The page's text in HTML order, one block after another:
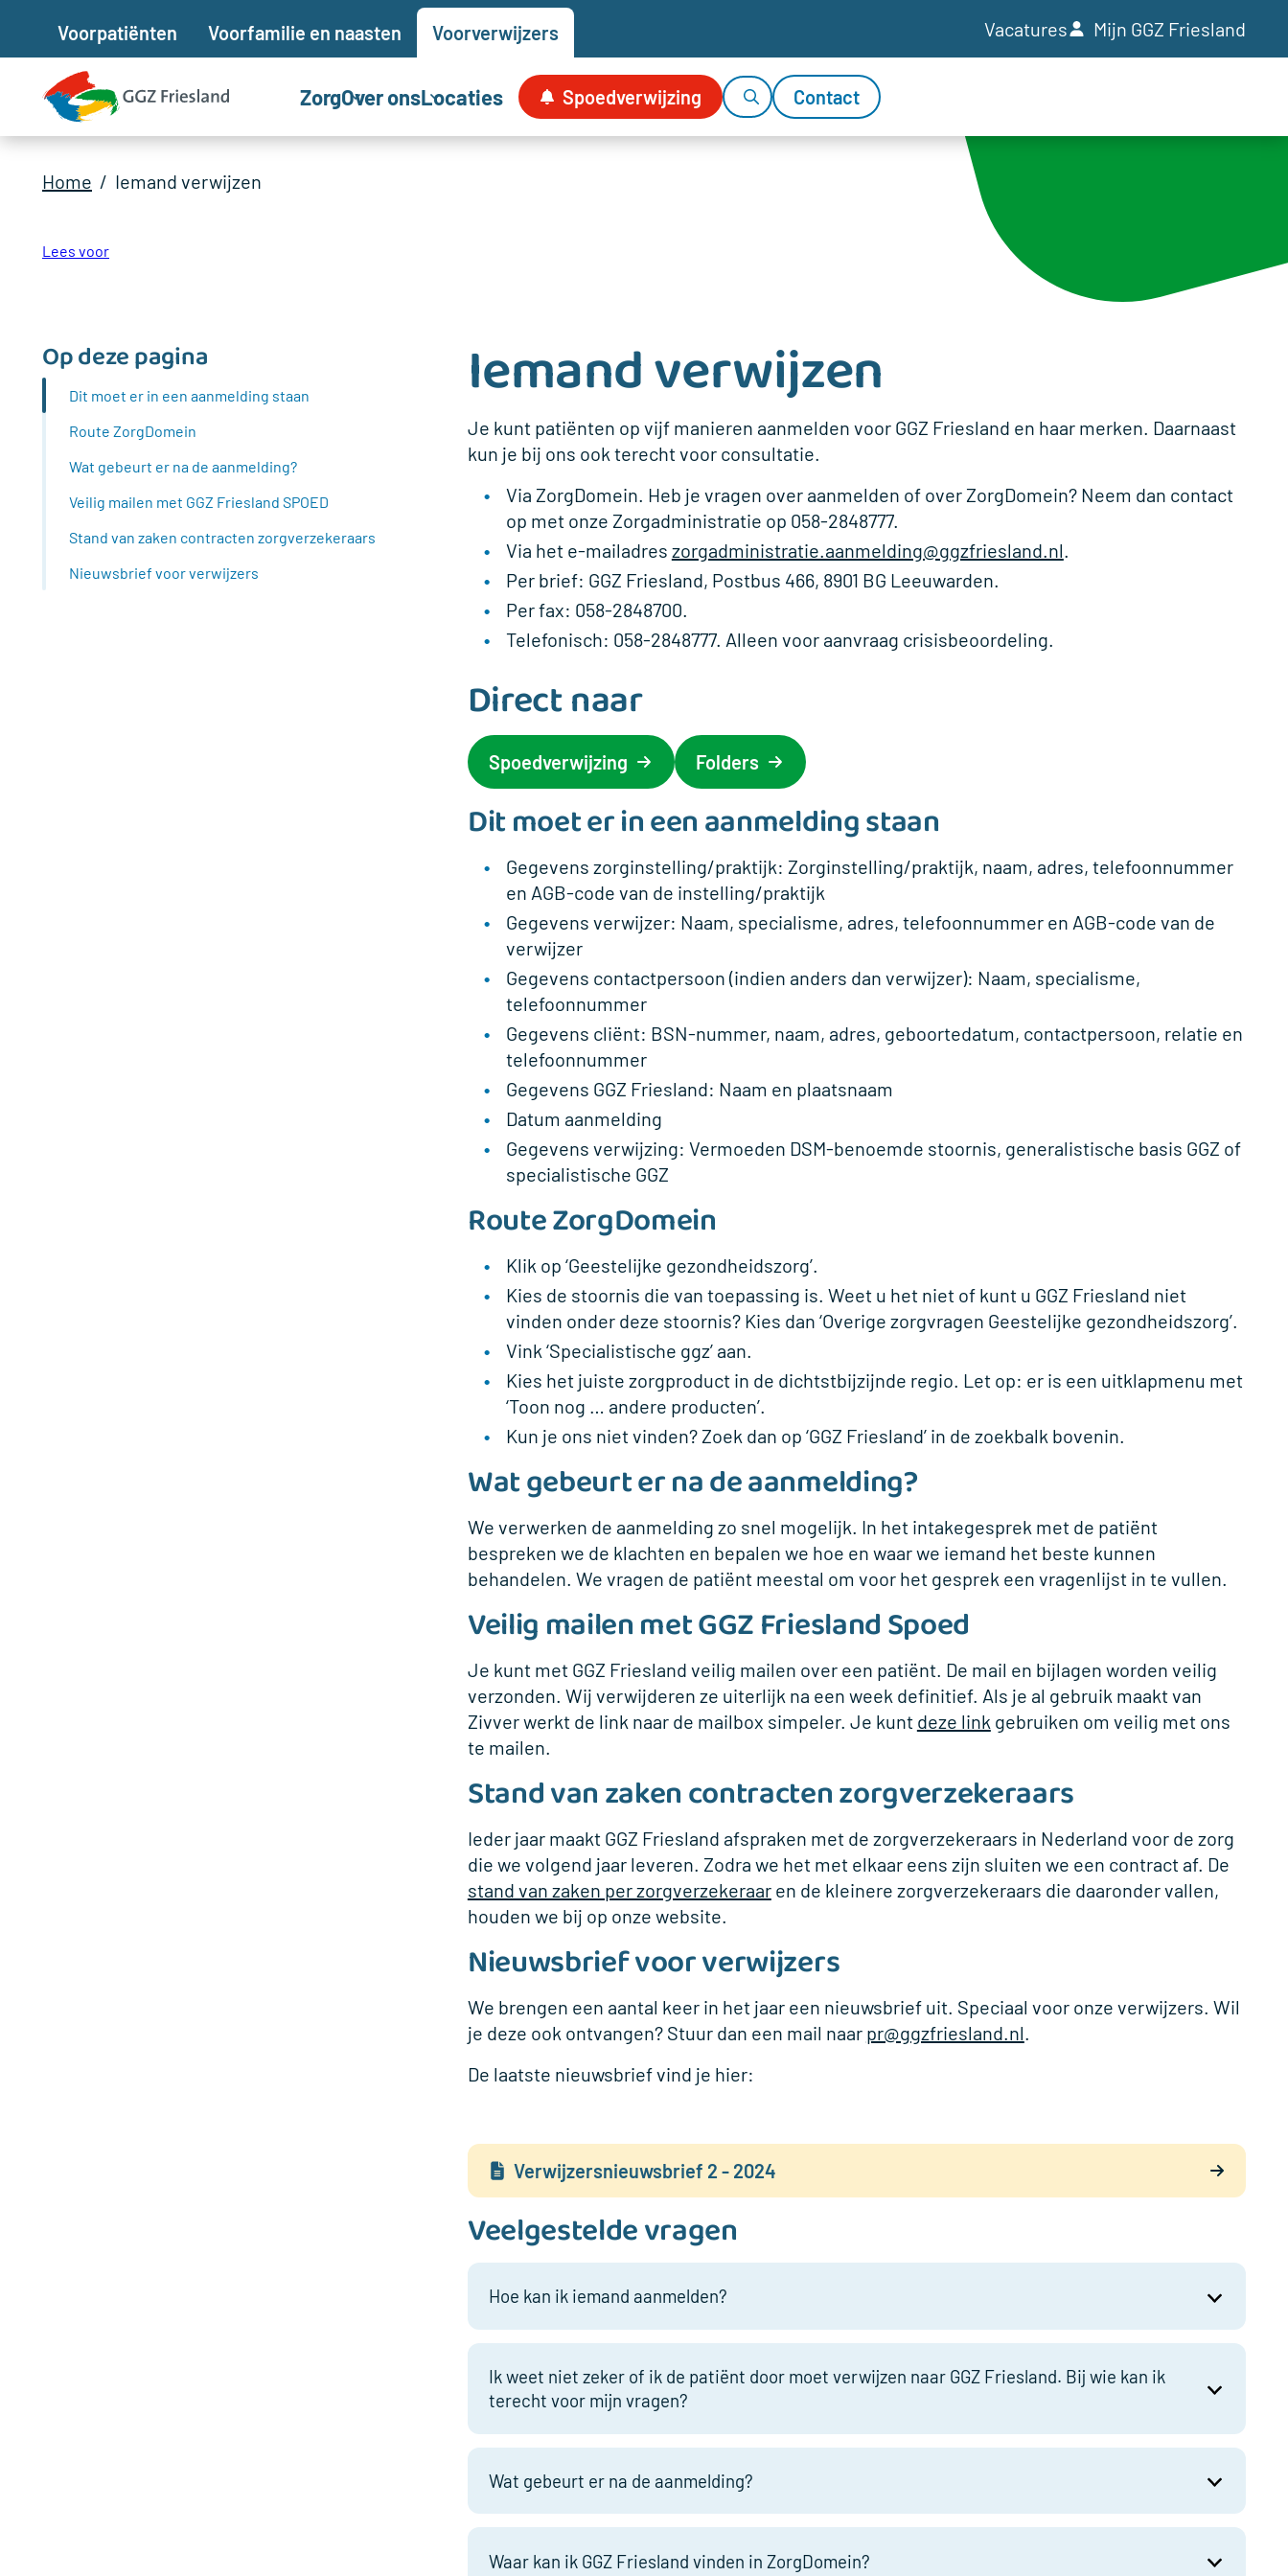
Voorpatiënten Voorfamilie en naasten Voorverwijzers Vacatures Mijn GGZ Friesland
ZorgOver onsLocaties Spoedverwijzing Contact
Home Iemand verwijzen
Lees voor
Op deze pagina
Dit moet er in een aanmelding staan
Route ZorgDomein
Wat gebeurt er na de aanmelding?
Veilig mailen met GGZ Friesland SPOED
Stand van zaken contracten zorgverzekeraars
Nieuwsbrief voor verwijzers
Iemand verwijzen
Je kunt patiënten op vijf manieren aanmelden voor GGZ Friesland en haar merken. Daarnaast
kun je bij ons ook terecht voor consultatie.
Via ZorgDomein. Heb je vragen over aanmelden of over ZorgDomein? Neem dan contact
op met onze Zorgadministratie op 058-2848777.
Via het e-mailadres zorgadministratie.aanmelding@ggzfriesland.nl.
Per brief: GGZ Friesland, Postbus 466, 8901 BG Leeuwarden.
Per fax: 058-2848700.
Telefonisch: 058-2848777. Alleen voor aanvraag crisisbeoordeling.
Direct naar
Spoedverwijzing
-
-
of
stack
location
-
at
Folders
Dit moet er in een aanmelding staan
Gegevens zorginstelling/praktijk: Zorginstelling/praktijk, naam, adres, telefoonnummer
en AGB-code van de instelling/praktijk
Gegevens verwijzer: Naam, specialisme, adres, telefoonnummer en AGB-code van de
verwijzer
Gegevens contactpersoon (indien anders dan verwijzer): Naam, specialisme,
telefoonnummer
Gegevens cliënt: BSN-nummer, naam, adres, geboortedatum, contactpersoon, relatie en
telefoonnummer
Gegevens GGZ Friesland: Naam en plaatsnaam
Datum aanmelding
Gegevens verwijzing: Vermoeden DSM-benoemde stoornis, generalistische basis GGZ of
specialistische GGZ
Route ZorgDomein
Klik op ‘Geestelijke gezondheidszorg’.
Kies de stoornis die van toepassing is. Weet u het niet of kunt u GGZ Friesland niet
vinden onder deze stoornis? Kies dan ‘Overige zorgvragen Geestelijke gezondheidszorg’.
Vink ‘Specialistische ggz’ aan.
Kies het juiste zorgproduct in de dichtstbijzijnde regio. Let op: er is een uitklapmenu met
‘Toon nog … andere producten’.
Kun je ons niet vinden? Zoek dan op ‘GGZ Friesland’ in de zoekbalk bovenin.
Wat gebeurt er na de aanmelding?
We verwerken de aanmelding zo snel mogelijk. In het intakegesprek met de patiënt
bespreken we de klachten en bepalen we hoe en waar we iemand het beste kunnen
behandelen. We vragen de patiënt meestal om voor het gesprek een vragenlijst in te vullen.
Veilig mailen met GGZ Friesland Spoed
Je kunt met GGZ Friesland veilig mailen over een patiënt. De mail en bijlagen worden veilig
verzonden. Wij verwijderen ze uiterlijk na een week definitief. Als je al gebruik maakt van
Zivver werkt de link naar de mailbox simpeler. Je kunt deze link gebruiken om veilig met ons
te mailen.
Stand van zaken contracten zorgverzekeraars
Ieder jaar maakt GGZ Friesland afspraken met de zorgverzekeraars in Nederland voor de zorg
die we volgend jaar leveren. Zodra we het met elkaar eens zijn sluiten we een contract af. De
stand van zaken per zorgverzekeraaren de kleinere zorgverzekeraars die daaronder vallen,
houden we bij op onze website.
Nieuwsbrief voor verwijzers
We brengen een aantal keer in het jaar een nieuwsbrief uit. Speciaal voor onze verwijzers. Wil
je deze ook ontvangen? Stuur dan een mail naar pr@ggzfriesland.nl.
De laatste nieuwsbrief vind je hier:
Verwijzersnieuwsbrief 2 - 2024
Veelgestelde vragen
Hoe kan ik iemand aanmelden?
Je kunt patiënten aanmelden voor GGZ Friesland en haar merken.
Ik weet niet zeker of ik de patiënt door moet verwijzen naar GGZ Friesland. Bij wie kan ik
terecht voor mijn vragen?
We bieden ook consultatie aan. Mocht je twijfelen over GGZ Friesland en een afdeling, neem dan contact op
Wat gebeurt er na de aanmelding?
We verwerken de aanmelding zo snel mogelijk. In het intakegesprek met de patiënt bespreken we de klachten
het gesprek een vragenlijst in te vullen.
Waar kan ik GGZ Friesland vinden in ZorgDomein?